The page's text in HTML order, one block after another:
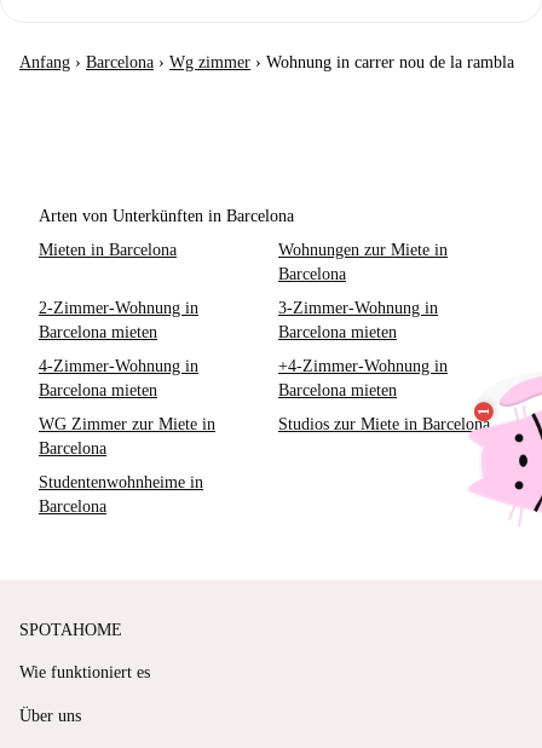
Anfang › Barcelona › Wg zimmer › Wohnung in carrer nou de la rambla
Arten von Unterkünften in Barcelona
Mieten in Barcelona
Wohnungen zur Miete in
Barcelona
2-Zimmer-Wohnung in
Barcelona mieten
3-Zimmer-Wohnung in
Barcelona mieten
4-Zimmer-Wohnung in
Barcelona mieten
+4-Zimmer-Wohnung in
Barcelona mieten
WG Zimmer zur Miete in
Barcelona
Studios zur Miete in Barcelona
Studentenwohnheime in
Barcelona
SPOTAHOME
Wie funktioniert es
Über uns